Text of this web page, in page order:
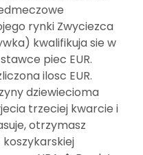
rynki Zwyciezca
kwalifikuja sie w
piec EUR.
ilosc EUR.
dziewiecioma
trzeciej kwarcie i
otrzymasz